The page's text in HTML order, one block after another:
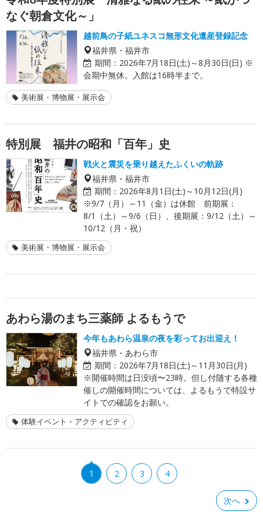
なぐ朝倉文化～」
越前鳥の子紙ユネスコ無形文化遺産登録記念
福井県・福井市
期間： 2026年7月18日(土)～8月30日(日) ※
会期中無休。入館は16時半まで。
美術展・博物展・展示会
特別展 福井の昭和「百年」史
戦火と震災を乗り越えたふくいの軌跡
福井県・福井市
期間： 2026年8月1日(土)～10月12日(月)
※9/7（月）～11（金）は休館 前期展：
8/1（土）～9/6（日）、後期展：9/12（土）～
10/12（月・祝）
美術展・博物展・展示会
あわら湯のまち三薬師 よるもうで
今年もあわら温泉の夜を彩ってお出迎え！
福井県・あわら市
期間： 2026年7月18日(土)～11月30日(月)
※開催時間は日没頃〜23時。但し付随する各種
催しの開催時間については、よるもうで特設サ
イトでの確認をお願い。
体験イベント・アクティビティ
1 2 3 4
次へ